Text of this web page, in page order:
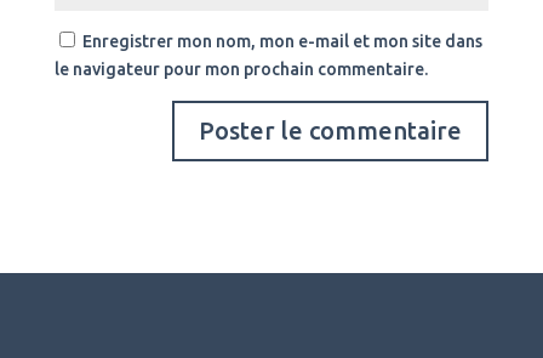
Enregistrer mon nom, mon e-mail et mon site dans
le navigateur pour mon prochain commentaire.